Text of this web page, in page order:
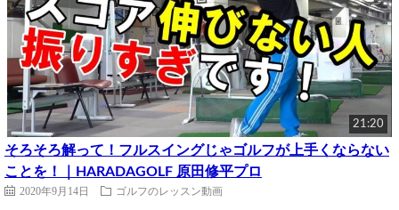
21:20
そろそろ解って！フルスイングじゃゴルフが上手くならない
ことを！｜HARADAGOLF 原田修平プロ
2020年9月14日 ゴルフのレッスン動画